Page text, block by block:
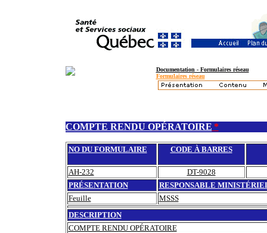
Documentation - Formulaires réseau
Formulaires réseau
COMPTE RENDU OPÉRATOIRE *
NO DU FORMULAIRE CODE À BARRES
AH-232
DT-9028
PRÉSENTATION
RESPONSABLE
Feuille
MSSS
DESCRIPTION
COMPTE RENDU OPÉRATOIRE